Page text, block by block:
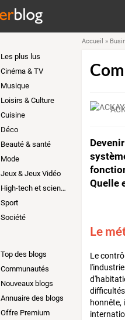
Les plus lus
Cinéma & TV
Musique
Loisirs & Culture
Cuisine
Déco
Beauté & santé
Mode
Jeux & Jeux Vidéo
High-tech et sciences
Sport
Société
Top des blogs
Communautés
Nouveaux blogs
Annuaire des blogs
Offre Premium
Accueil »
Quelle
Le
Le
honnête,